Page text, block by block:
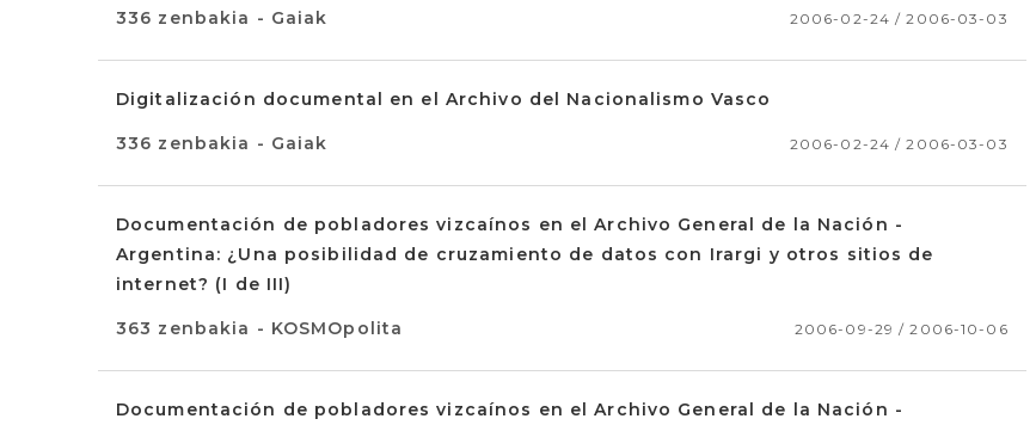
336 zenbakia - Gaiak 2006-02-24 / 2006-03-03
Digitalización documental en el Archivo del Nacionalismo Vasco
336 zenbakia - Gaiak 2006-02-24 / 2006-03-03
Documentación de pobladores vizcaínos en el Archivo General de la Nación -
Argentina: ¿Una posibilidad de cruzamiento de datos con Irargi y otros sitios de
internet? (I de III)
363 zenbakia - KOSMOpolita 2006-09-29 / 2006-10-06
Documentación de pobladores vizcaínos en el Archivo General de la Nación -